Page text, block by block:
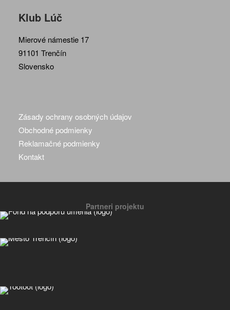
Klub Lúč
Mierové námestie 17
91101 Trenčín
Slovensko
Zásady ochrany osobných údajov
Obchodné podmienky
Reklamačné podmienky
Kontakt
Partneri projektu